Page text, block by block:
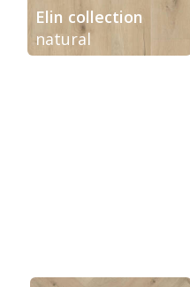
Elin collection
natural